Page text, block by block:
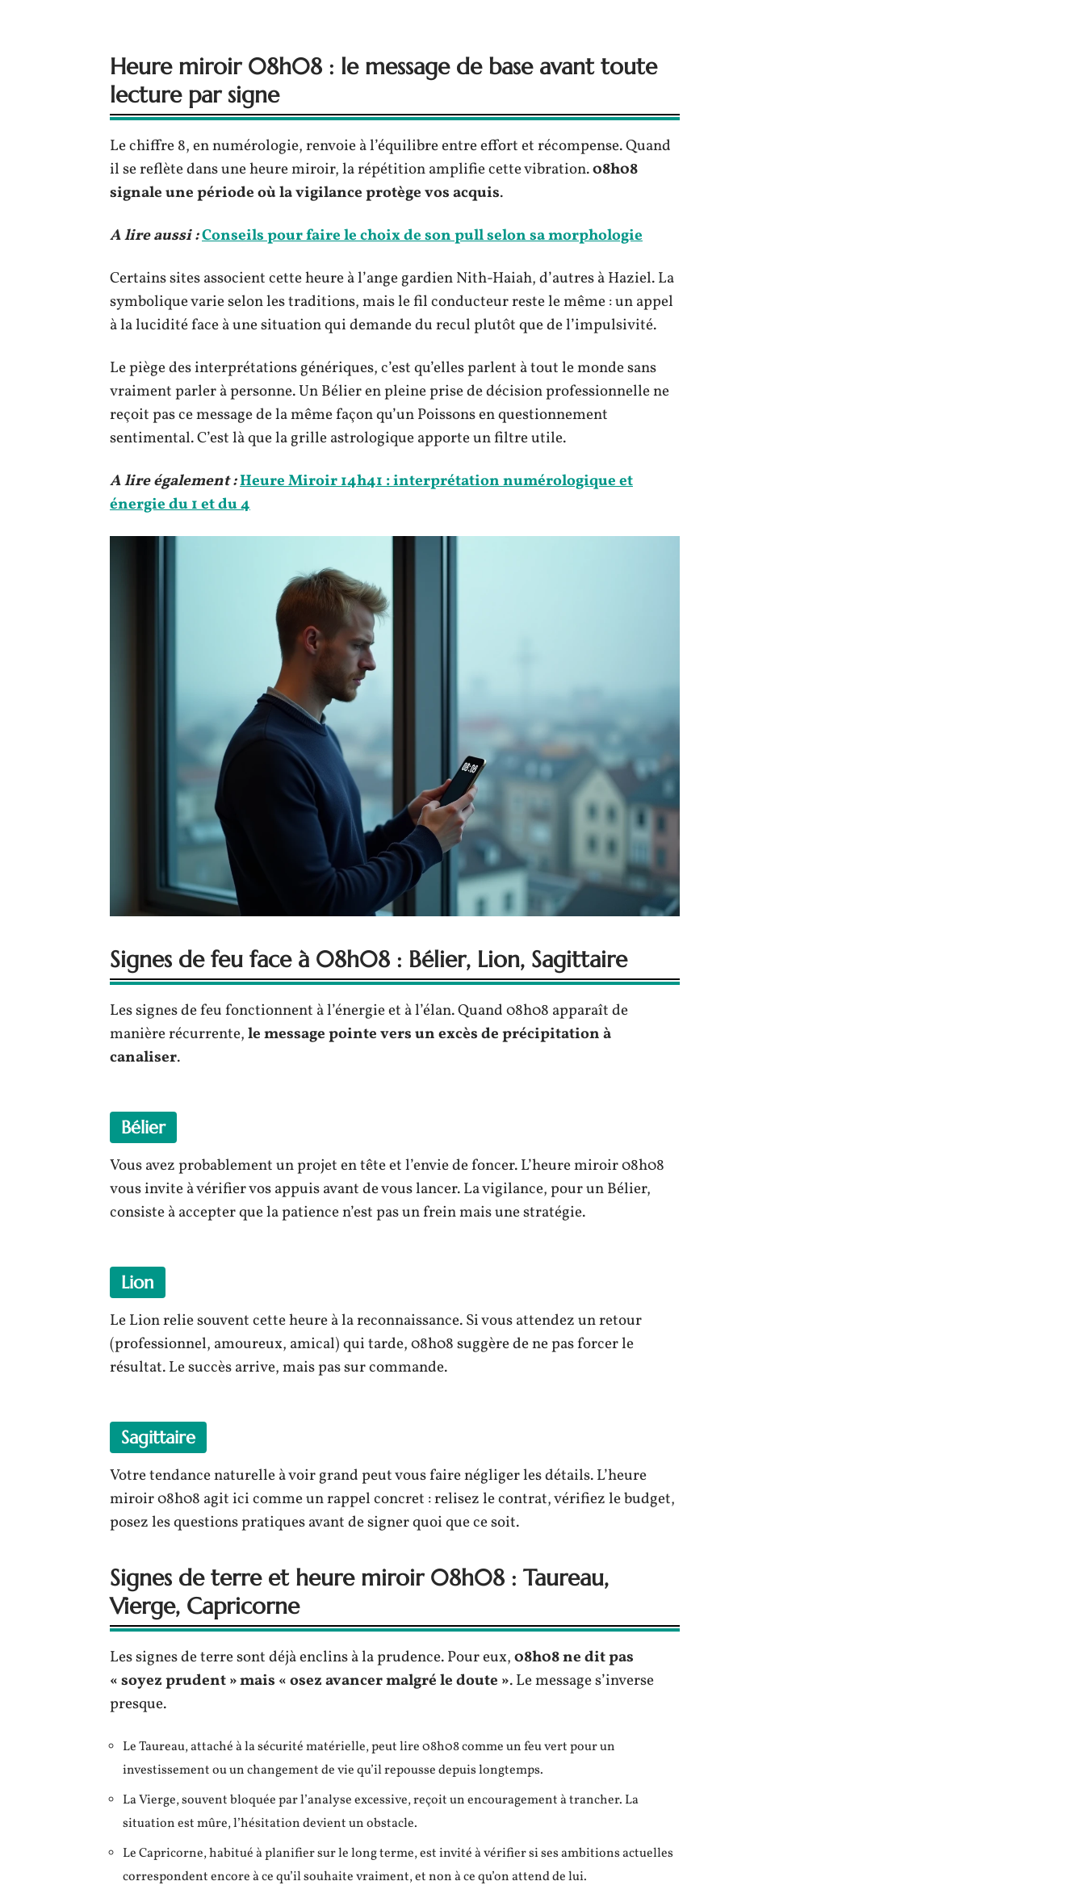
Heure miroir 08h08 : le message de base avant toute
lecture par signe
Le chiffre 8, en numérologie, renvoie à l’équilibre entre effort et récompense. Quand
il se reflète dans une heure miroir, la répétition amplifie cette vibration.08h08
signale une période où la vigilance protège vos acquis.
A lire aussi :Conseils pour faire le choix de son pull selon sa morphologie
Certains sites associent cette heure à l’ange gardien Nith-Haiah, d’autres à Haziel. La
symbolique varie selon les traditions, mais le fil conducteur reste le même : un appel
à la lucidité face à une situation qui demande du recul plutôt que de l’impulsivité.
Le piège des interprétations génériques, c’est qu’elles parlent à tout le monde sans
vraiment parler à personne. Un Bélier en pleine prise de décision professionnelle ne
reçoit pas ce message de la même façon qu’un Poissons en questionnement
sentimental. C’est là que la grille astrologique apporte un filtre utile.
A lire également :Heure Miroir 14h41 : interprétation numérologique et
énergie du 1 et du 4
Signes de feu face à 08h08 : Bélier, Lion, Sagittaire
Les signes de feu fonctionnent à l’énergie et à l’élan. Quand 08h08 apparaît de
manière récurrente,le message pointe vers un excès de précipitation à
canaliser.
Bélier
Vous avez probablement un projet en tête et l’envie de foncer. L’heure miroir 08h08
vous invite à vérifier vos appuis avant de vous lancer. La vigilance, pour un Bélier,
consiste à accepter que la patience n’est pas un frein mais une stratégie.
Lion
Le Lion relie souvent cette heure à la reconnaissance. Si vous attendez un retour
(professionnel, amoureux, amical) qui tarde, 08h08 suggère de ne pas forcer le
résultat. Le succès arrive, mais pas sur commande.
Sagittaire
Votre tendance naturelle à voir grand peut vous faire négliger les détails. L’heure
miroir 08h08 agit ici comme un rappel concret : relisez le contrat, vérifiez le budget,
posez les questions pratiques avant de signer quoi que ce soit.
Signes de terre et heure miroir 08h08 : Taureau,
Vierge, Capricorne
Les signes de terre sont déjà enclins à la prudence. Pour eux,08h08 ne dit pas
« soyez prudent » mais « osez avancer malgré le doute ». Le message s’inverse
presque.
Le Taureau, attaché à la sécurité matérielle, peut lire 08h08 comme un feu vert pour un
investissement ou un changement de vie qu’il repousse depuis longtemps.
La Vierge, souvent bloquée par l’analyse excessive, reçoit un encouragement à trancher. La
situation est mûre, l’hésitation devient un obstacle.
Le Capricorne, habitué à planifier sur le long terme, est invité à vérifier si ses ambitions actuelles
correspondent encore à ce qu’il souhaite vraiment, et non à ce qu’on attend de lui.